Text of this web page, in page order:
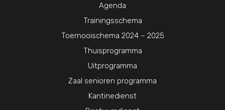
Agenda
Trainingsschema
Toernooischema 2024 – 2025
Thuisprogramma
Uitprogramma
Zaal senioren programma
Kantinedienst